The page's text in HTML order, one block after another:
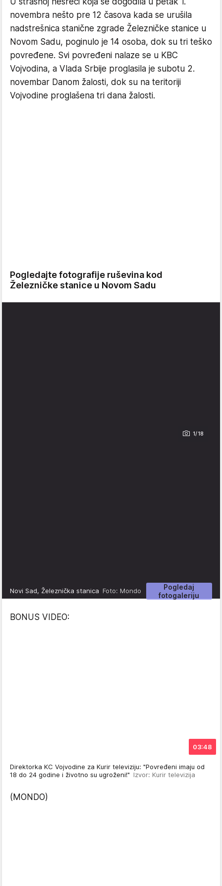
novembra nešto pre 12 časova kada se urušila
nadstrešnica stanične zgrade Železničke stanice u
Novom Sadu, poginulo je 14 osoba, dok su tri teško
povređene. Svi povređeni nalaze se u KBC
Vojvodina, a Vlada Srbije proglasila je subotu 2.
novembar Danom žalosti, dok su na teritoriji
Vojvodine proglašena tri dana žalosti.
Pogledajte fotografije ruševina kod
Železničke stanice u Novom Sadu
1/18
Pogledaj
fotogaleriju
Novi Sad, Železnička stanica Foto: Mondo
BONUS VIDEO:
03:48
Direktorka KC Vojvodine za Kurir televiziju: "Povređeni imaju od
18 do 24 godine i životno su ugroženi!" Izvor: Kurir televizija
(MONDO)